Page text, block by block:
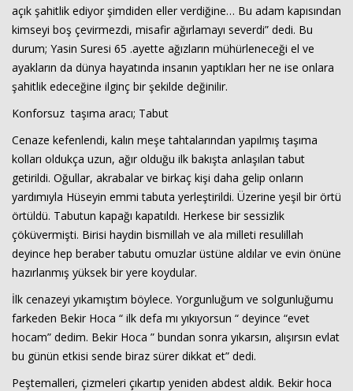
açık şahitlik ediyor şimdiden eller verdiğine… Bu adam kapısından
kimseyi boş çevirmezdi, misafir ağırlamayı severdi” dedi. Bu
durum; Yasin Suresi 65 .ayette ağızların mühürleneceği el ve
ayakların da dünya hayatında insanın yaptıkları her ne ise onlara
şahitlik edeceğine ilginç bir şekilde değinilir.
Konforsuz taşıma aracı; Tabut
Cenaze kefenlendi, kalın meşe tahtalarından yapılmış taşıma
kolları oldukça uzun, ağır olduğu ilk bakışta anlaşılan tabut
getirildi. Oğullar, akrabalar ve birkaç kişi daha gelip onların
yardımıyla Hüseyin emmi tabuta yerleştirildi. Üzerine yeşil bir örtü
örtüldü. Tabutun kapağı kapatıldı. Herkese bir sessizlik
çöküvermişti. Birisi haydin bismillah ve ala milleti resulillah
deyince hep beraber tabutu omuzlar üstüne aldılar ve evin önüne
hazırlanmış yüksek bir yere koydular.
İlk cenazeyi yıkamıştım böylece. Yorgunluğum ve solgunluğumu
farkeden Bekir Hoca “ ilk defa mı yıkıyorsun “ deyince “evet
hocam” dedim. Bekir Hoca ” bundan sonra yıkarsın, alışırsın evlat
bu günün etkisi sende biraz sürer dikkat et” dedi.
Peştemalleri, çizmeleri çıkartıp yeniden abdest aldık. Bekir hoca